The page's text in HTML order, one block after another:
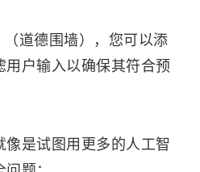
（道德围墙），您可以添
用户输入以确保其符合预
是试图用更多的人工智